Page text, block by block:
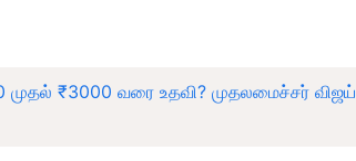
₹3000 வரை உதவி? முதலமைச்சர் விஜய்